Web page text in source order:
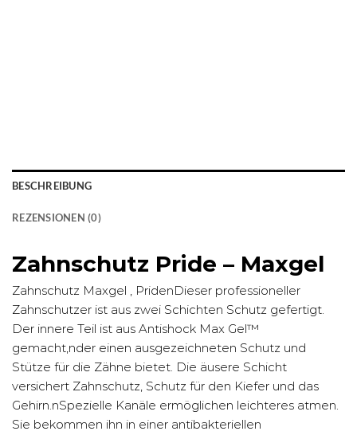
BESCHREIBUNG
REZENSIONEN (0)
Zahnschutz Pride – Maxgel
Zahnschutz Maxgel , PridenDieser professioneller
Zahnschutzer ist aus zwei Schichten Schutz gefertigt.
Der innere Teil ist aus Antishock Max Gel™
gemacht,nder einen ausgezeichneten Schutz und
Stütze für die Zähne bietet. Die äusere Schicht
versichert Zahnschutz, Schutz für den Kiefer und das
Gehirn.nSpezielle Kanäle ermöglichen leichteres atmen.
Sie bekommen ihn in einer antibakteriellen